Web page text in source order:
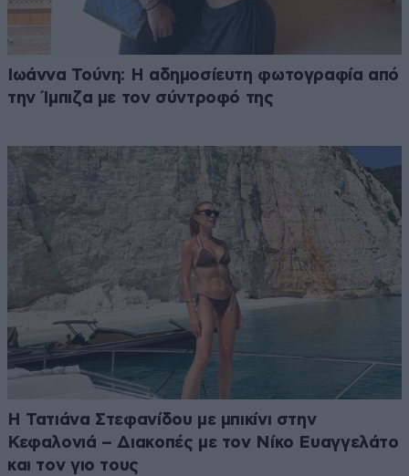
Ιωάννα Τούνη: Η αδημοσίευτη φωτογραφία από
την Ίμπιζα με τον σύντροφό της
Η Τατιάνα Στεφανίδου με μπικίνι στην
Κεφαλονιά – Διακοπές με τον Νίκο Ευαγγελάτο
και τον γιο τους